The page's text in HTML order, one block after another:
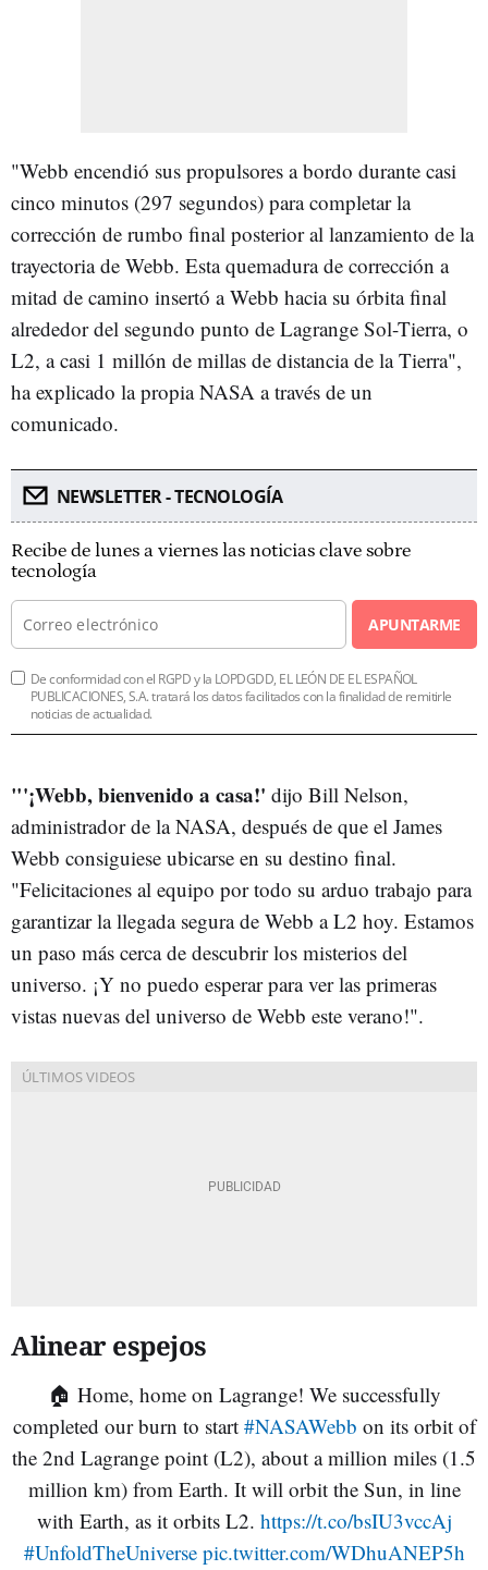
"Webb encendió sus propulsores a bordo durante casi
cinco minutos (297 segundos) para completar la
corrección de rumbo final posterior al lanzamiento de la
trayectoria de Webb. Esta quemadura de corrección a
mitad de camino insertó a Webb hacia su órbita final
alrededor del segundo punto de Lagrange Sol-Tierra, o
L2, a casi 1 millón de millas de distancia de la Tierra",
ha explicado la propia NASA a través de un
comunicado.
NEWSLETTER - TECNOLOGÍA
Recibe de lunes a viernes las noticias clave sobre
tecnología
APUNTARME
De conformidad con el RGPD y la LOPDGDD, EL LEÓN DE EL ESPAÑOL
PUBLICACIONES, S.A. tratará los datos facilitados con la finalidad de remitirle
noticias de actualidad.
"'¡Webb, bienvenido a casa!' dijo Bill Nelson,
administrador de la NASA, después de que el James
Webb consiguiese ubicarse en su destino final.
"Felicitaciones al equipo por todo su arduo trabajo para
garantizar la llegada segura de Webb a L2 hoy. Estamos
un paso más cerca de descubrir los misterios del
universo. ¡Y no puedo esperar para ver las primeras
vistas nuevas del universo de Webb este verano!".
Alinear espejos
🏠 Home, home on Lagrange! We successfully
completed our burn to start #NASAWebb on its orbit of
the 2nd Lagrange point (L2), about a million miles (1.5
million km) from Earth. It will orbit the Sun, in line
with Earth, as it orbits L2. https://t.co/bsIU3vccAj
#UnfoldTheUniverse pic.twitter.com/WDhuANEP5h